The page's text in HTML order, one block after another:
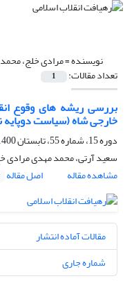
نویسنده =مرادی خلج،
تعداد مقالات: 1
بررسی ریشه های وقوع
خارجی شاه (سیاست
دوره 15، شماره 55، تابستان 1400، صفحه
سعید آرتی، محمد مهدی مرادی
مشاهده مقاله
اصل مقاله
مقالات آماده انتشار
شماره جاری